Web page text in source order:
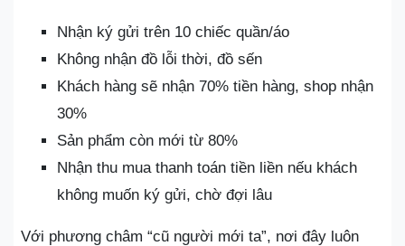
Nhận ký gửi trên 10 chiếc quần/áo
Không nhận đồ lỗi thời, đồ sến
Khách hàng sẽ nhận 70% tiền hàng, shop nhận
30%
Sản phẩm còn mới từ 80%
Nhận thu mua thanh toán tiền liền nếu khách
không muốn ký gửi, chờ đợi lâu
Với phương châm “cũ người mới ta”, nơi đây luôn